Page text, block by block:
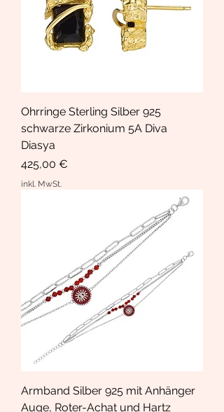
Ohrringe Sterling Silber 925
schwarze Zirkonium 5A Diva
Diasya
Preis
425,00 €
inkl. MwSt.
Armband Silber 925 mit Anhänger
Auge, Roter-Achat und Hartz